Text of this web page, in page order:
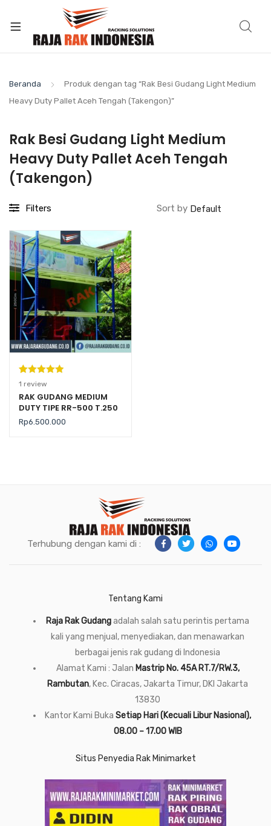
Beranda
Produk dengan tag “Rak Besi Gudang Light Medium
Heavy Duty Pallet Aceh Tengah (Takengon)”
Rak Besi Gudang Light Medium
Heavy Duty Pallet Aceh Tengah
(Takengon)
Filters Sort by
Peringkat
5.00dari 5
berdasarka
n
1
penilaian
1 review
RAK GUDANG MEDIUM
DUTY TIPE RR-500 T.250
(Kekuatan 500 Kg per
Level)
Rp6.500.000
Terhubung dengan kami di :
Tentang Kami
Raja Rak Gudangadalah salah satu perintis pertama
kali yang menjual, menyediakan, dan menawarkan
berbagai jenis rak gudang di Indonesia
Alamat Kami : Jalan Mastrip No. 45A RT.7/RW.3,
Rambutan, Kec. Ciracas, Jakarta Timur, DKI Jakarta
13830
Kantor Kami Buka Setiap Hari (Kecuali Libur Nasional),
08.00 – 17.00 WIB
Situs Penyedia Rak Minimarket